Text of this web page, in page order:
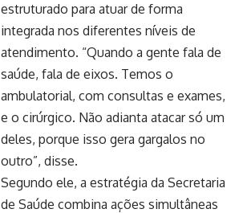
estruturado para atuar de forma
integrada nos diferentes níveis de
atendimento. “Quando a gente fala de
saúde, fala de eixos. Temos o
ambulatorial, com consultas e exames,
e o cirúrgico. Não adianta atacar só um
deles, porque isso gera gargalos no
outro”, disse.
Segundo ele, a estratégia da Secretaria
de Saúde combina ações simultâneas